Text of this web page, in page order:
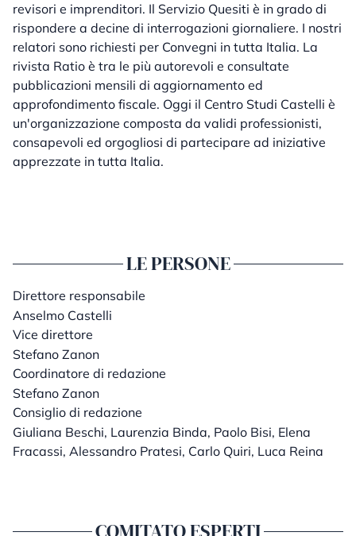
revisori e imprenditori. Il Servizio Quesiti è in grado di
rispondere a decine di interrogazioni giornaliere. I nostri
relatori sono richiesti per Convegni in tutta Italia. La
rivista Ratio è tra le più autorevoli e consultate
pubblicazioni mensili di aggiornamento ed
approfondimento fiscale. Oggi il Centro Studi Castelli è
un'organizzazione composta da validi professionisti,
consapevoli ed orgogliosi di partecipare ad iniziative
apprezzate in tutta Italia.
LE PERSONE
Direttore responsabile
Anselmo Castelli
Vice direttore
Stefano Zanon
Coordinatore di redazione
Stefano Zanon
Consiglio di redazione
Giuliana Beschi, Laurenzia Binda, Paolo Bisi, Elena
Fracassi, Alessandro Pratesi, Carlo Quiri, Luca Reina